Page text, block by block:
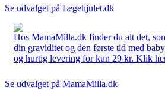
Se udvalget på Legehjulet.dk
Hos MamaMilla.dk finder du alt det,
din graviditet og den første tid med
og hurtig levering for kun 29 kr. Klik
Se udvalget på MamaMilla.dk